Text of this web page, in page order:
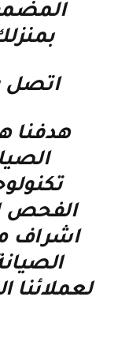
اتصل
هدفنا
الفحص
اشراف
لعملائنا